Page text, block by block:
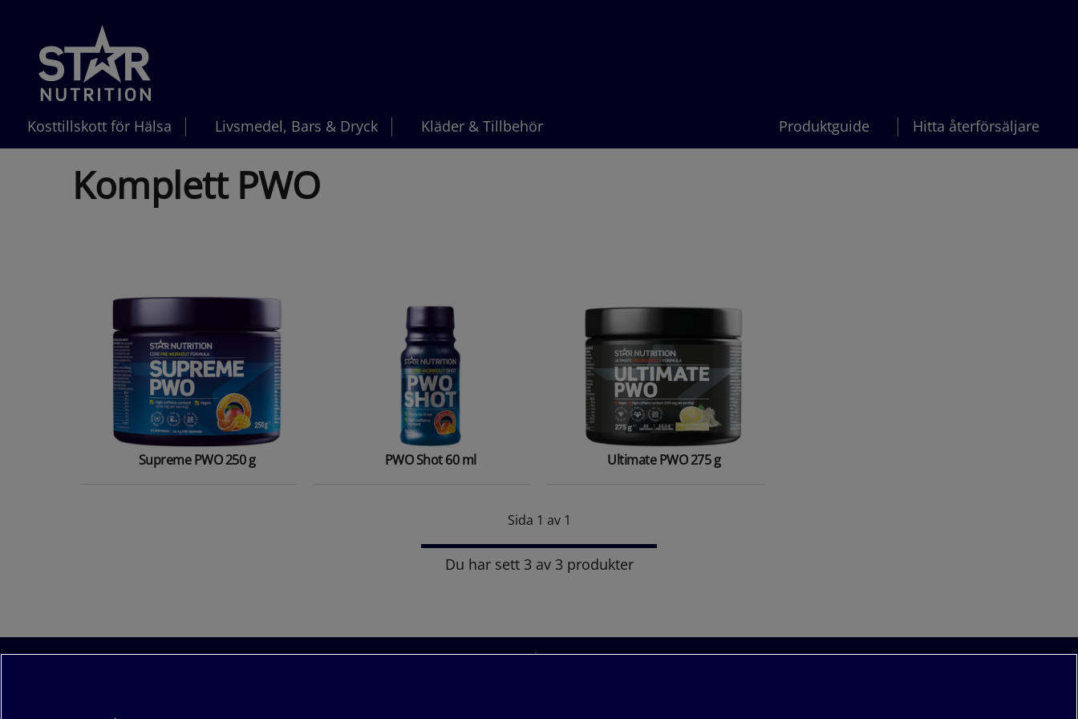
Kosttillskott för Hälsa Livsmedel, Bars & Dryck Kläder & Tillbehör Produktguide Hitta återförsäljare
Komplett PWO
Supreme PWO 250 g PWO Shot 60 ml Ultimate PWO 275 g
Sida 1 av 1
Du har sett 3 av 3 produkter